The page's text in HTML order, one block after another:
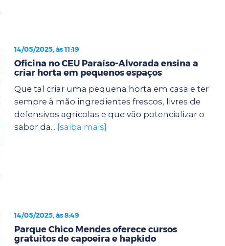
14/05/2025, às 11:19
Oficina no CEU Paraíso-Alvorada ensina a
criar horta em pequenos espaços
Que tal criar uma pequena horta em casa e ter
sempre à mão ingredientes frescos, livres de
defensivos agrícolas e que vão potencializar o
sabor da... [saiba mais]
14/05/2025, às 8:49
Parque Chico Mendes oferece cursos
gratuitos de capoeira e hapkido